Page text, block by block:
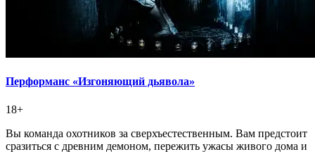
Перформанс «Изгоняющий дьявола»
18+
Вы команда охотников за сверхъестественным. Вам предстоит
сразиться с древним демоном, пережить ужасы живого дома и